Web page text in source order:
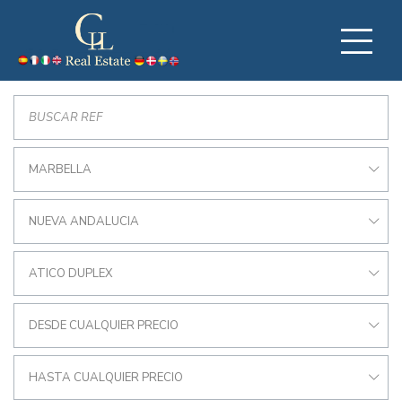
MARBELLA
NUEVA ANDALUCIA
ATICO DUPLEX
DESDE CUALQUIER PRECIO
HASTA CUALQUIER PRECIO